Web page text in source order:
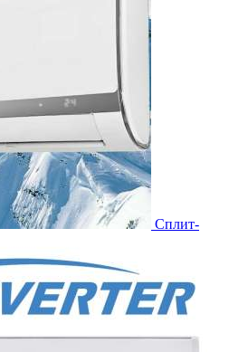
Сплит-